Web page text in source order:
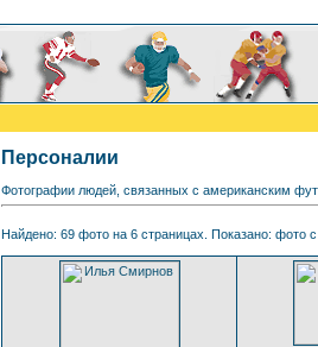
Персоналии
Фотографии людей, связанных с американским
Найдено: 69 фото на 6 страницах. Показано: фото